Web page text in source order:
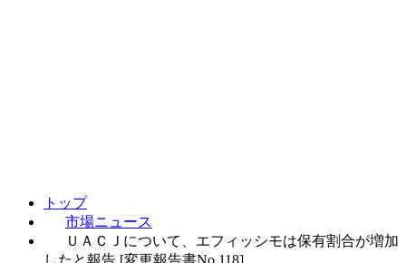
トップ
市場ニュース
ＵＡＣＪについて、エフィッシモは保有割合が増加
したと報告 [変更報告書No.118]